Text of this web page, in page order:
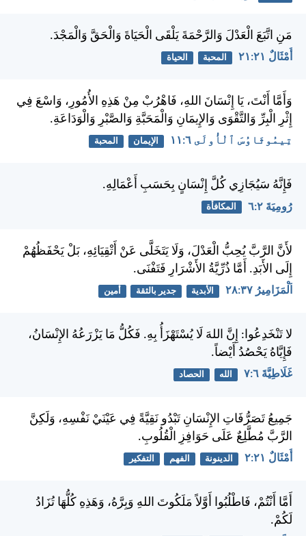
مَنِ اتَّبَعَ الْعَدْلَ وَالرَّحْمَةَ يَلْقَى الْحَيَاةَ وَالْحَقَّ وَالْمَجْدَ.
أَمْثَالٌ ٢١:‏٢١ المحبة الحياة
وَأَمَّا أَنْتَ، يَا إِنْسَانَ اللهِ، فَاهْرُبْ مِنْ هَذِهِ الأُمُورِ، وَاسْعَ فِي
إِثْرِ الْبِرِّ وَالتَّقْوَى وَالإِيمَانِ وَالْمَحَبَّةِ وَالصَّبْرِ وَالْوَدَاعَةِ.
تِيمُوثَاوُسَ ٱلْأُولَى ٦:‏١١ الإيمان المحبة
فَإِنَّهُ سَيُجَازِي كُلَّ إِنْسَانٍ بِحَسَبِ أَعْمَالِهِ.
رُومِيَةَ ٢:‏٦ المكافأة
لأَنَّ الرَّبَّ يُحِبُّ الْعَدْلَ، وَلَا يَتَخَلَّى عَنْ أَتْقِيَائِهِ، بَلْ يَحْفَظُهُمْ
إِلَى الأَبَدِ. أَمَّا ذُرِّيَّةُ الأَشْرَارِ فَتَفْنَى.
اَلْمَزَامِيرُ ٣٧:‏٢٨ الأبدية جدير بالثقة أمين
لا تَنْخَدِعُوا: إِنَّ اللهَ لَا يُسْتَهْزَأُ بِهِ. فَكُلُّ مَا يَزْرَعُهُ الإِنْسَانُ،
فَإِيَّاهُ يَحْصُدُ أَيْضاً.
غَلَاطِيَّةَ ٦:‏٧ الله الحصاد
جَمِيعُ تَصَرُّفَاتِ الإِنْسَانِ تَبْدُو نَقِيَّةً فِي عَيْنَيْ نَفْسِهِ، وَلَكِنَّ
الرَّبَّ مُطَّلِعٌ عَلَى حَوَافِزِ الْقُلُوبِ.
أَمْثَالٌ ٢١:‏٢ الدينونة الفهم التفكير
أَمَّا أَنْتُمْ، فَاطْلُبُوا أَوَّلاً مَلَكُوتَ اللهِ وَبِرَّهُ، وَهَذِهِ كُلُّهَا تُزَادُ
لَكُمْ.